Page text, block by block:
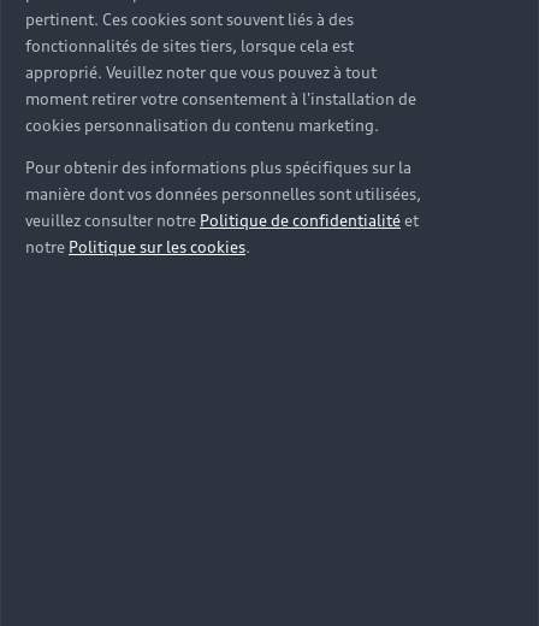
pertinent. Ces cookies sont souvent liés à des
fonctionnalités de sites tiers, lorsque cela est
approprié. Veuillez noter que vous pouvez à tout
moment retirer votre consentement à l'installation de
cookies personnalisation du contenu marketing.
Pour obtenir des informations plus spécifiques sur la
manière dont vos données personnelles sont utilisées,
veuillez consulter notre Politique de confidentialitéet
notre Politique sur les cookies.